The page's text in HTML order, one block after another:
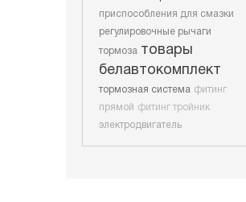
приспособления для смазки
регулировочные рычаги
тормоза товары
белавтокомплект
тормозная система фитинг
прямой фитинг тройник
электродвигатель